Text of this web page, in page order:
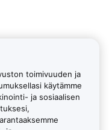
toimivuuden ja
käytämme
ja sosiaalisen